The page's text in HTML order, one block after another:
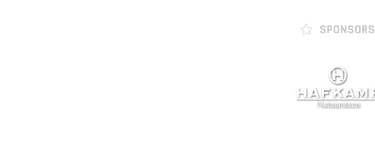
SPONSORS